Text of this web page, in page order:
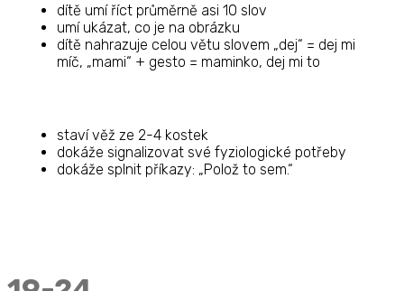
dítě umí říct průměrně asi 10 slov
umí ukázat, co je na obrázku
dítě nahrazuje celou větu slovem „dej“ = dej mi
míč, „mami“ + gesto = maminko, dej mi to
staví věž ze 2-4 kostek
dokáže signalizovat své fyziologické potřeby
dokáže splnit příkazy: „Polož to sem.“